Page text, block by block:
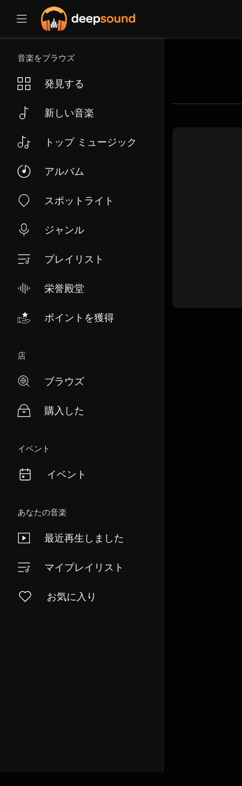
音楽をブラウズ
発見する
新しい音楽
トップ ミュージック
アルバム
スポットライト
ジャンル
プレイリスト
栄誉殿堂
ポイントを獲得
店
ブラウズ
購入した
イベント
イベント
あなたの音楽
最近再生しました
マイプレイリスト
お気に入り